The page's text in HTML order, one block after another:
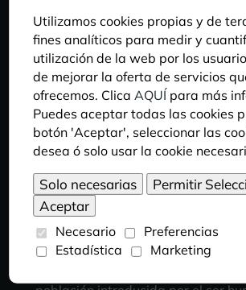
DIETA
De alimentación omnívora, se nutre
principalmente de fruta, hojas,
y pequeños invertebrados e
completando también su dieta con
raíces, semillas y huevos de ave.
HÁBITAT
Regiones rocosas y acantilados
bosques montañosos de encinas,
cedros de la sierra del Atlas en
Utilizamos cookies propias y de
fines analíticos para medir y
utilización de la web por los
de mejorar la oferta de servicios
ofrecemos. Clica AQUÍ para más
Puedes aceptar todas las cookies
botón 'Aceptar', seleccionar las
desea ó solo usar la cookie
Necesario
Preferencias
Estadística
Marketing